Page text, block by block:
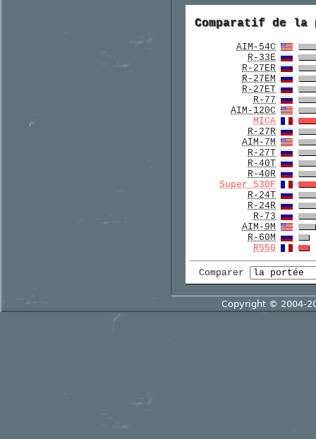
Comparatif de la
AIM-54C
R-33E
R-27ER
R-27EM
R-27ET
R-77
AIM-120C
MICA
R-27R
AIM-7M
R-27T
R-40T
R-40R
Super 530F
R-24T
R-24R
R-73
AIM-9M
R-60M
R550
Comparer
Copyright © 2004-